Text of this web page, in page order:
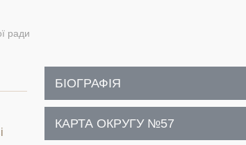
ради
БІОГРАФІЯ
КАРТА ОКРУГУ №57